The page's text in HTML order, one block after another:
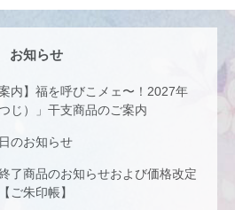
お知らせ
案内】福を呼びこメェ〜！2027年
つじ）」干支商品のご案内
のお知らせ
了商品のお知らせおよび価格改定
ご朱印帳】